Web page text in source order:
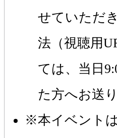
せていただ
法（視聴用
ては、当日
た方へお送
本イベント